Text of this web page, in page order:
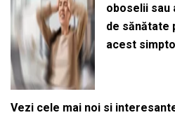
oboselii sau
de sănătate
acest
Vezi cele mai noi si